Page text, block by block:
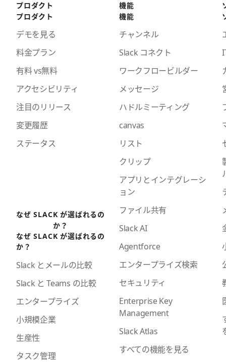
プロダクト
プロダクト
デモを見る
料金プラン
有料 vs無料
アクセシビリティ
注目のリリース
変更履歴
ステータス
なぜ SLACK が選ばれるの
か？
なぜ SLACK が選ばれるの
か？
Slack とメールの比較
Slack と Teams の比較
エンタープライズ
小規模企業
生産性
タスク管理
機能
機能
チャンネル
Slack コネクト
ワークフロービルダー
メッセージ
ハドルミーティング
canvas
リスト
クリップ
アプリとインテグレーシ
ョン
ファイル共有
Slack AI
Agentforce
エンタープライズ検索
セキュリティ
Enterprise Key
Management
Slack Atlas
すべての機能を見る